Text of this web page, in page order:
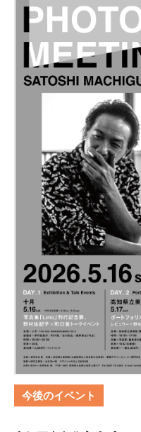
今後のイベント